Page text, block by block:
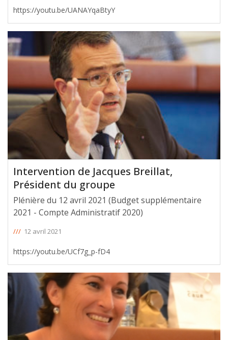
https://youtu.be/UANAYqaBtyY
Intervention de Jacques Breillat,
Président du groupe
Plénière du 12 avril 2021 (Budget supplémentaire
2021 - Compte Administratif 2020)
/// 12 avril 2021
https://youtu.be/UCf7g_p-fD4